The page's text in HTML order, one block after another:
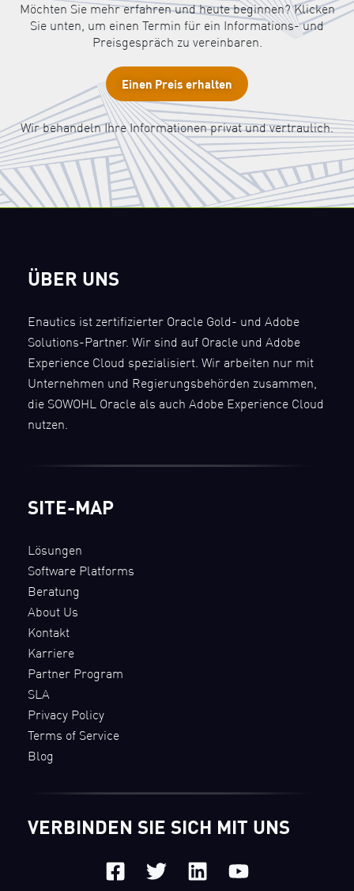
Möchten Sie mehr erfahren und heute beginnen? Klicken
Sie unten, um einen Termin für ein Informations- und
Preisgespräch zu vereinbaren.
Einen Preis erhalten
Wir behandeln Ihre Informationen privat und vertraulich.
ÜBER UNS
Enautics ist zertifizierter Oracle Gold- und Adobe
Solutions-Partner. Wir sind auf Oracle und Adobe
Experience Cloud spezialisiert. Wir arbeiten nur mit
Unternehmen und Regierungsbehörden zusammen,
die SOWOHL Oracle als auch Adobe Experience Cloud
nutzen.
SITE-MAP
Lösungen
Software Platforms
Beratung
About Us
Kontakt
Karriere
Partner Program
SLA
Privacy Policy
Terms of Service
Blog
VERBINDEN SIE SICH MIT UNS